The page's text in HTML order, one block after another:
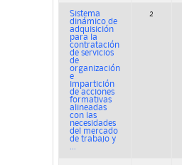
Sistema
dinámico de
adquisición
para la
contratación
de servicios
de
organización
e
impartición
de acciones
formativas
alineadas
con las
necesidades
del mercado
de trabajo y
...
2